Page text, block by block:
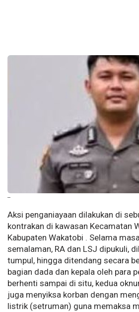
--
Aksi penganiayaan dilakukan di
kontrakan di kawasan Kecamatan
Kabupaten Wakatobi . Selama
semalaman, RA dan LSJ dipukuli,
tumpul, hingga ditendang secara
bagian dada dan kepala oleh para
berhenti sampai di situ, kedua
juga menyiksa korban dengan
listrik (setruman) guna memaksa